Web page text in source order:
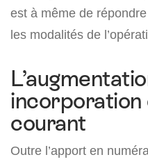
est à même de
les modalités de
courant
Outre l’apport en